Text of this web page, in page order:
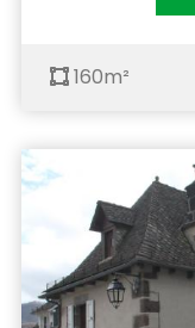
160m²